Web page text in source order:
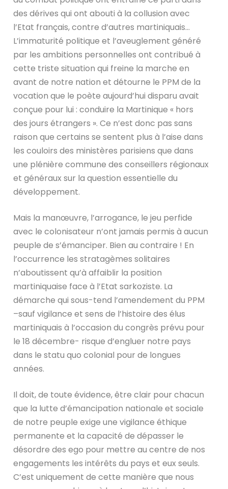
des dérives qui ont abouti à la collusion avec
l’Etat français, contre d’autres martiniquais…
L’immaturité politique et l’aveuglement généré
par les ambitions personnelles ont contribué à
cette triste situation qui freine la marche en
avant de notre nation et détourne le PPM de la
vocation que le poète aujourd’hui disparu avait
conçue pour lui : conduire la Martinique « hors
des jours étrangers ». Ce n’est donc pas sans
raison que certains se sentent plus à l’aise dans
les couloirs des ministères parisiens que dans
une plénière commune des conseillers régionaux
et généraux sur la question essentielle du
développement.
Mais la manœuvre, l’arrogance, le jeu perfide
avec le colonisateur n’ont jamais permis à aucun
peuple de s’émanciper. Bien au contraire ! En
l’occurrence les stratagèmes solitaires
n’aboutissent qu’à affaiblir la position
martiniquaise face à l’Etat sarkoziste. La
démarche qui sous-tend l’amendement du PPM
–sauf vigilance et sens de l’histoire des élus
martiniquais à l’occasion du congrès prévu pour
le 18 décembre- risque d’engluer notre pays
dans le statu quo colonial pour de longues
années.
Il doit, de toute évidence, être clair pour chacun
que la lutte d’émancipation nationale et sociale
de notre peuple exige une vigilance éthique
permanente et la capacité de dépasser le
désordre des ego pour mettre au centre de nos
engagements les intérêts du pays et eux seuls.
C’est uniquement de cette manière que nous